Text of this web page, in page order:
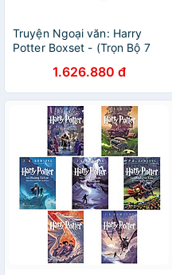
Truyện Ngoại văn: Harry
Potter Boxset - (Trọn Bộ 7
1.626.880 đ